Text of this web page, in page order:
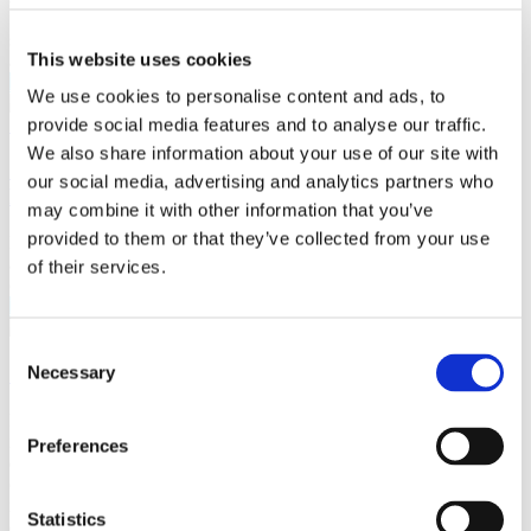
This website uses cookies
We use cookies to personalise content and ads, to
provide social media features and to analyse our traffic.
We also share information about your use of our site with
our social media, advertising and analytics partners who
may combine it with other information that you’ve
provided to them or that they’ve collected from your use
of their services.
Selection
Necessary
Preferences
Statistics
Overview
años).
Sistema de placas pediátricas articuladas (Hinge
Pediatric Plating System™)
Es una corrección moderada y menos invasiva para reparar la
alineación defectuosa en pacientes pediátricos mediante un
Sistema endo-exomedular de clavos GAP
intramedular que se une a una placa lateral reforzada, mediante un
extensor y tornillos mecánicos, lo que genera un dispositivo
novedoso abordaje de la osteosíntesis genera un sistema de reparto
de la carga entre el clavo y la placa, lo que limita de esta manera el